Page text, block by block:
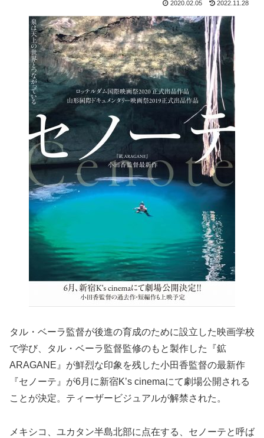
2020.02.05 2022.11.28
タル・ベーラ監督が後進の育成のために設立した映画学校
で学び、タル・ベーラ監督監修のもと製作した『鉱
ARAGANE』が鮮烈な印象を残した小田香監督の最新作
『セノーテ』が6月に新宿K’s cinemaにて劇場公開される
ことが決定。ティーザービジュアルが解禁された。
メキシコ、ユカタン半島北部に点在する、セノーテと呼ば